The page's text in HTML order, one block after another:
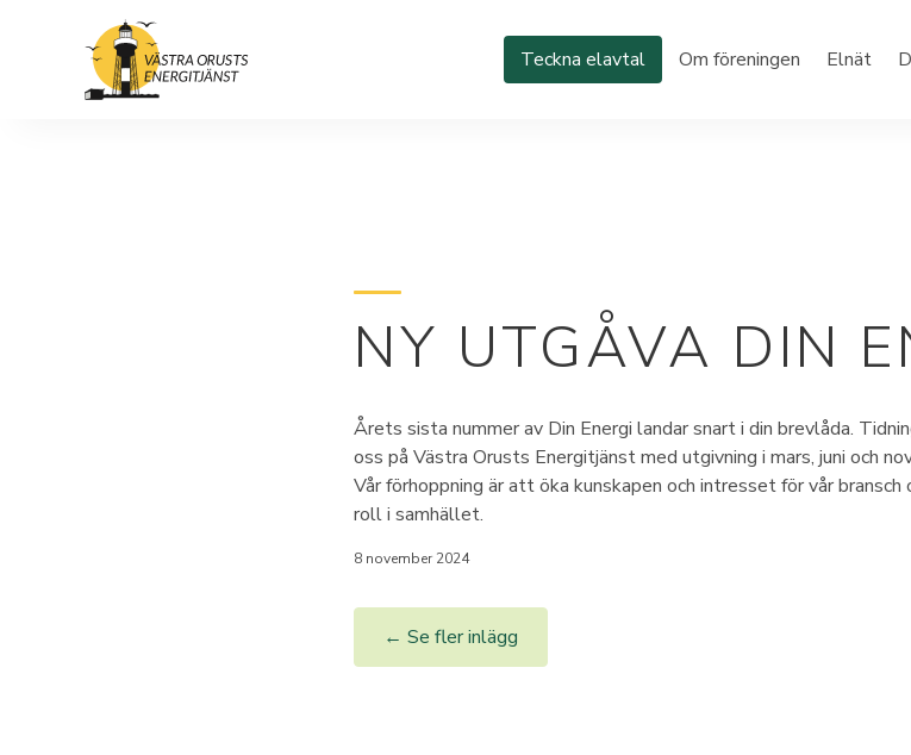
Teckna elavtal Om föreningen Elnät
NY UTGÅVA DIN
Årets sista nummer av Din Energi landar snart i din brevlåda.
oss på Västra Orusts Energitjänst med utgivning i mars, juni och
Vår förhoppning är att öka kunskapen och intresset för vår bransch
roll i samhället.
8 november 2024
← Se fler inlägg